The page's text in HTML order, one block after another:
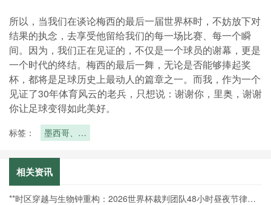
所以，当我们在谈论梅西的最后一届世界杯时，不妨放下对
结果的执念，去享受他留给我们的每一场比赛、每一个瞬
间。因为，我们正在见证的，不仅是一个球员的谢幕，更是
一个时代的终结。梅西的最后一舞，无论是否能够捧起奖
杯，都将是足球历史上最动人的篇章之一。而我，作为一个
见证了30年体育风云的老兵，只想说：谢谢你，里奥，谢谢
你让足球变得如此美好。
标签：
墨西哥、南
组：2026
世界杯A组
看点前瞻
相关资讯
**时区穿越与生物钟重构：2026世界杯裁判团队48小时昼夜节律调